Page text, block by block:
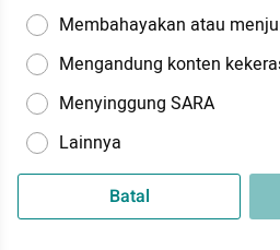
Membahayakan atau
Mengandung konten
Menyinggung SARA
Lainnya
Batal